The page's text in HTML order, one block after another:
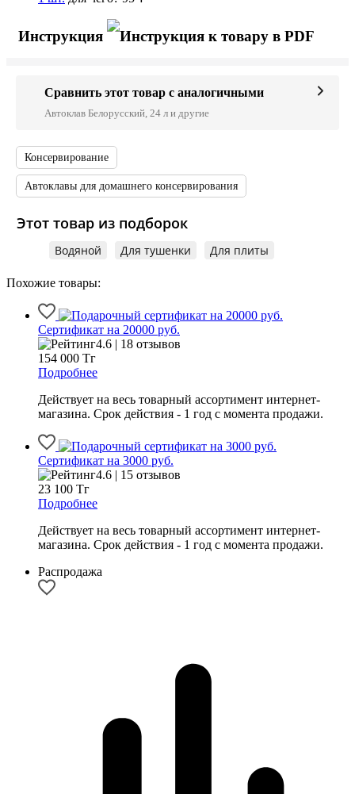
Инструкция
Сравнить этот товар с аналогичными
Автоклав Белорусский, 24 л и другие
Консервирование
Автоклавы для домашнего консервирования
Этот товар из подборок
Водяной Для тушенки Для плиты
Похожие товары:
Сертификат на 20000 руб.
4.6 | 18 отзывов
154 000 Тг
Подробнее
Действует на весь товарный ассортимент интернет-
магазина. Срок действия - 1 год с момента продажи.
Сертификат на 3000 руб.
4.6 | 15 отзывов
23 100 Тг
Подробнее
Действует на весь товарный ассортимент интернет-
магазина. Срок действия - 1 год с момента продажи.
Распродажа